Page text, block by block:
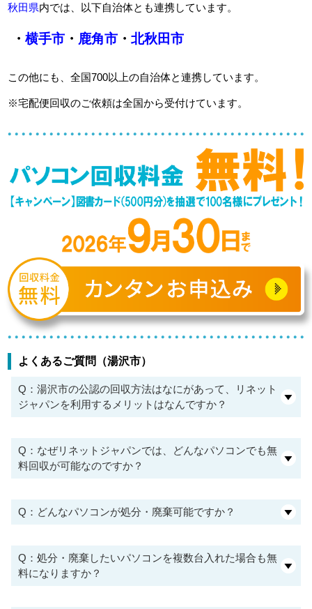
秋田県内では、以下自治体とも連携しています。
・ 横手市・ 鹿角市・ 北秋田市
この他にも、全国700以上の自治体と連携しています。
※宅配便回収のご依頼は全国から受付けています。
よくあるご質問（湯沢市）
Q：湯沢市の公認の回収方法はなにがあって、リネット
ジャパンを利用するメリットはなんですか？
Q：なぜリネットジャパンでは、どんなパソコンでも無
料回収が可能なのですか？
Q：どんなパソコンが処分・廃棄可能ですか？
Q：処分・廃棄したいパソコンを複数台入れた場合も無
料になりますか？